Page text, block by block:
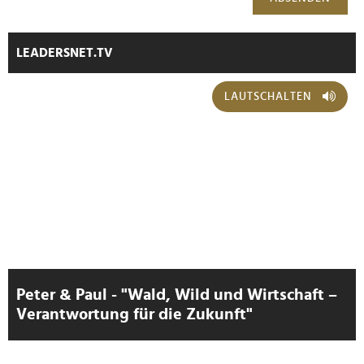
LEADERSNET.TV
LAUTSCHALTEN
Peter & Paul - "Wald, Wild und Wirtschaft –
Verantwortung für die Zukunft"